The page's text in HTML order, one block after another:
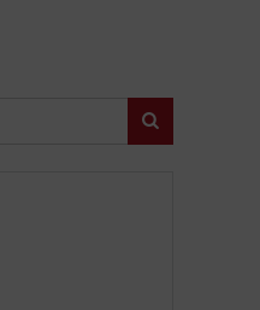
Zoeken